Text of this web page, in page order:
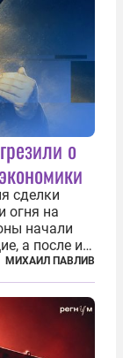
о
сделки
огня на
начали
а после и
«перелом»
лиц
МИХАИЛ ПАВЛИВ